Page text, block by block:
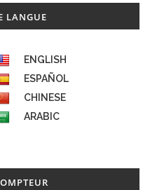
LANGUE
ENGLISH
ESPAÑOL
CHINESE
ARABIC